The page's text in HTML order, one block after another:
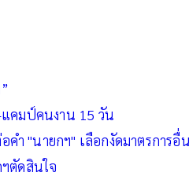
แคมป์คนงาน 15 วัน
ำ "นายกฯ" เลือกงัดมาตรการอื่
ตัดสินใจ